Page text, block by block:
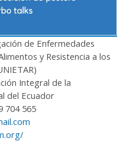
de Enfermedades
y Resistencia a los
Integral de la
del Ecuador
704 565